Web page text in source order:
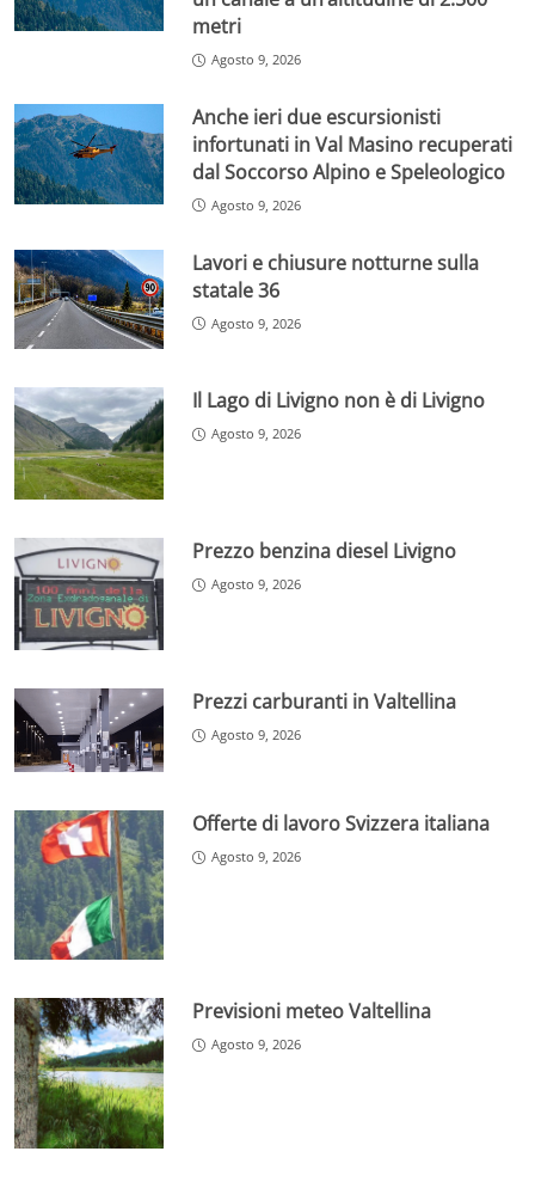
metri
Agosto 9, 2026
Anche ieri due escursionisti
infortunati in Val Masino recuperati
dal Soccorso Alpino e Speleologico
Agosto 9, 2026
Lavori e chiusure notturne sulla
statale 36
Agosto 9, 2026
Il Lago di Livigno non è di Livigno
Agosto 9, 2026
Prezzo benzina diesel Livigno
Agosto 9, 2026
Prezzi carburanti in Valtellina
Agosto 9, 2026
Offerte di lavoro Svizzera italiana
Agosto 9, 2026
Previsioni meteo Valtellina
Agosto 9, 2026